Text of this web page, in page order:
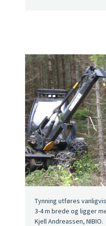
Tynning utføres
3-4 m brede og ligger
Kjell Andreassen, NIBIO.